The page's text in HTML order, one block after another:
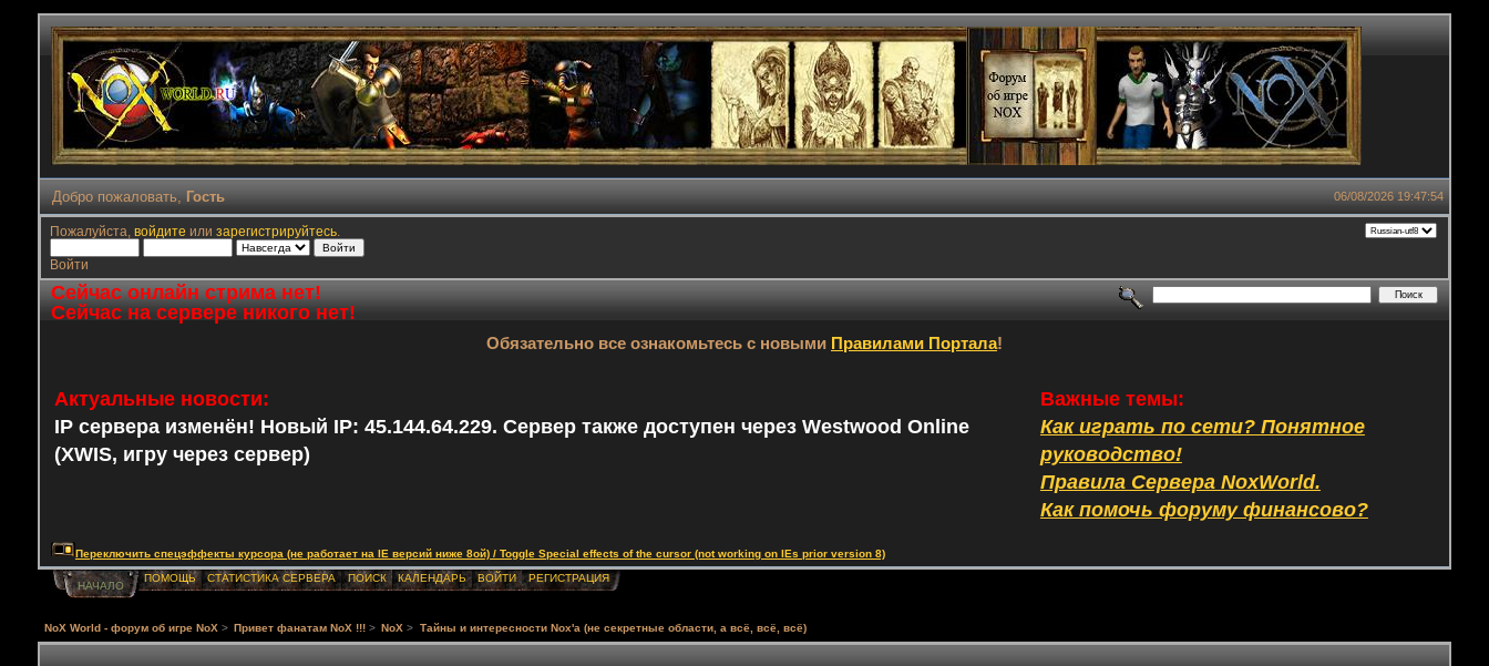
06/08/2026 19:47:54
Добро пожаловать, Гость
Пожалуйста, войдите или зарегистрируйтесь.
Войти
Сейчас онлайн стрима нет!
Сейчас на сервере никого нет!
Обязательно все ознакомьтесь с новыми Правилами Портала!
Актуальные новости:
IP сервера изменён! Новый IP: 45.144.64.229. Сервер также доступен через Westwood Online
(XWIS, игру через сервер)
Важные темы:
Как играть по сети? Понятное
руководство!
Правила Сервера NoxWorld.
Как помочь форуму финансово?
Переключить спецэффекты курсора (не работает на IE версий ниже 8ой) / Toggle Special effects of the cursor (not working on IEs prior version 8)
НАЧАЛО
ПОМОЩЬ СТАТИСТИКА СЕРВЕРА ПОИСК КАЛЕНДАРЬ ВОЙТИ РЕГИСТРАЦИЯ
NoX World - форум об игре NoX > Привет фанатам NoX !!! > NoX > Тайны и интересности Nox'a (не секретные области, а всё, всё, всё)